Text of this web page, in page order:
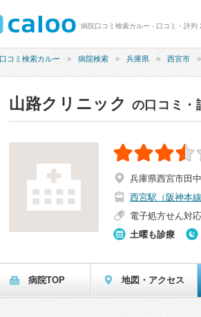
病院口コミ検索カルー - 口コミ・評判
コミ検索カルー 病院検索 兵庫県 西宮市
山路クリニック の口コミ・
兵庫県西宮市田
西宮駅（阪神本線
電子処方せん対応
土曜も診療
病院TOP 地図・アクセス